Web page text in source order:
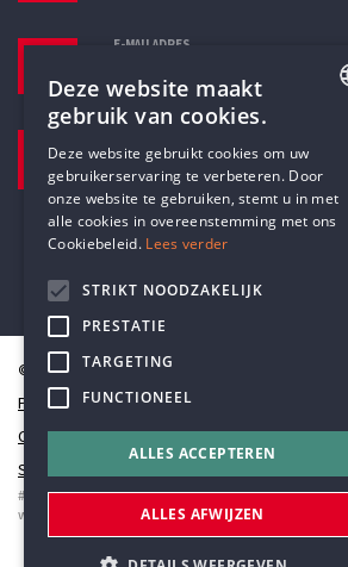
E-MAILADRES
Pottenbrug 4
Antwerpen, 2000
© Humanistisch Verbond 2026
Privacy
Cookiestatement
Sitemap
#codedwithlove byCodelines
webapplicaties
mobiele apps&maatwerk websites
DUTCH
Deze website maakt
gebruik van cookies.
Deze website gebruikt cookies om uw
gebruikerservaring te verbeteren. Door
onze website te gebruiken, stemt u in met
alle cookies in overeenstemming met ons
Cookiebeleid. Lees verder
STRIKT NOODZAKELIJK
PRESTATIE
TARGETING
FUNCTIONEEL
ALLES ACCEPTEREN
ALLES AFWIJZEN